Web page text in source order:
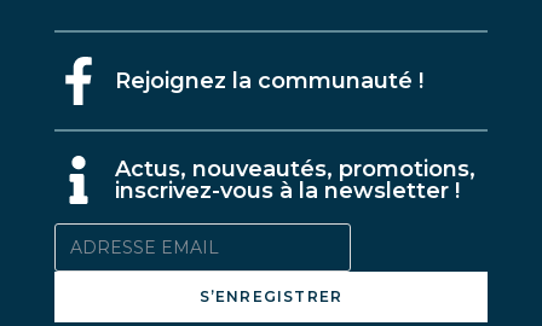
Rejoignez la communauté !
Actus, nouveautés, promotions,
inscrivez-vous à la newsletter !
S’ENREGISTRER